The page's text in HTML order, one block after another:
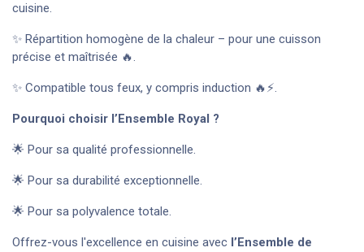
cuisine.
✨ Répartition homogène de la chaleur – pour une cuisson
précise et maîtrisée 🔥.
✨ Compatible tous feux, y compris induction 🔥⚡.
Pourquoi choisir l’Ensemble Royal ?
🌟 Pour sa qualité professionnelle.
🌟 Pour sa durabilité exceptionnelle.
🌟 Pour sa polyvalence totale.
Offrez-vous l'excellence en cuisine avec l’Ensemble de